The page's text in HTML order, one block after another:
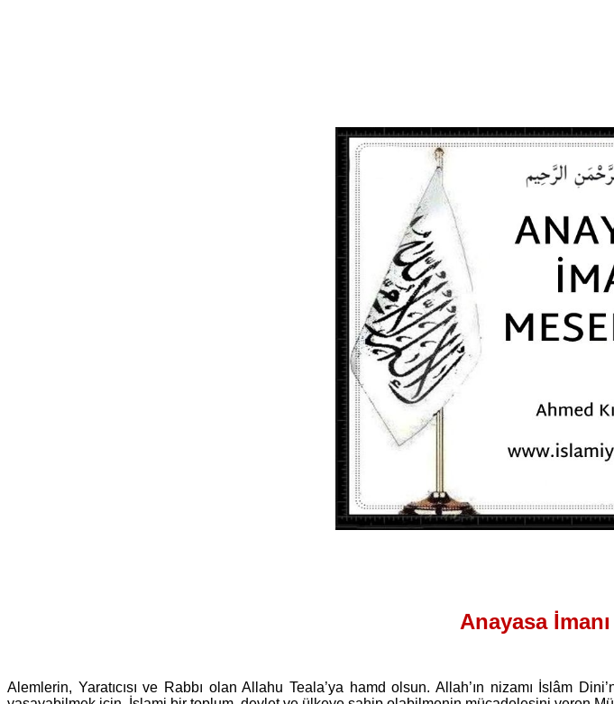
Anayasa
Alemlerin, Yaratıcısı ve Rabbı olan Allahu Teala’ya hamd olsun. Allah’ın nizamı İslâm